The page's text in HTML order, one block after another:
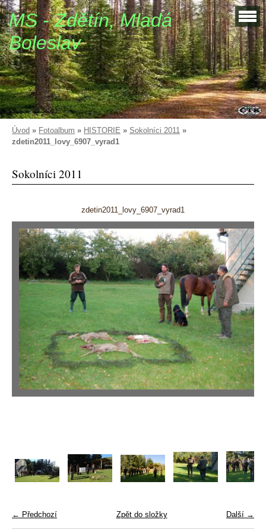
MS - Zdětín, Mladá
Boleslav
Úvod » Fotoalbum » HISTORIE » Sokolníci 2011 »
zdetin2011_lovy_6907_vyrad1
Sokolníci 2011
zdetin2011_lovy_6907_vyrad1
← Předchozí Další →
Zpět do složky